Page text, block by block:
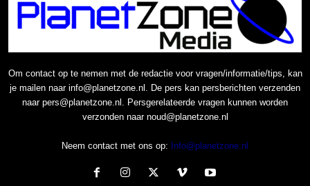
Om contact op te nemen met de redactie voor vragen/informatie/tips, kan
je mailen naar info@planetzone.nl. De pers kan persberichten verzenden
naar pers@planetzone.nl. Persgerelateerde vragen kunnen worden
verzonden naar noud@planetzone.nl
Neem contact met ons op: Info@planetzone.nl